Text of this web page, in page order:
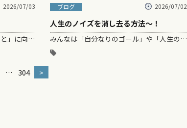
2026/07/03
何事もそうだけど、「やりたいこと」に向かっている時って、体全体が前のめり！ ワクワクして、少しくらい難しいことがあっても「どうやって攻略してやろうか！」って面白…
ブログ 2026/07/02
人生のノイズを消し去る方法〜！
みんなは「自分なりのゴール」や「人生の課題」みたいなものって持ってる？？ これがあるかない…
… 304 >